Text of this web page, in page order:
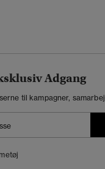
Adgang
til kampagner,